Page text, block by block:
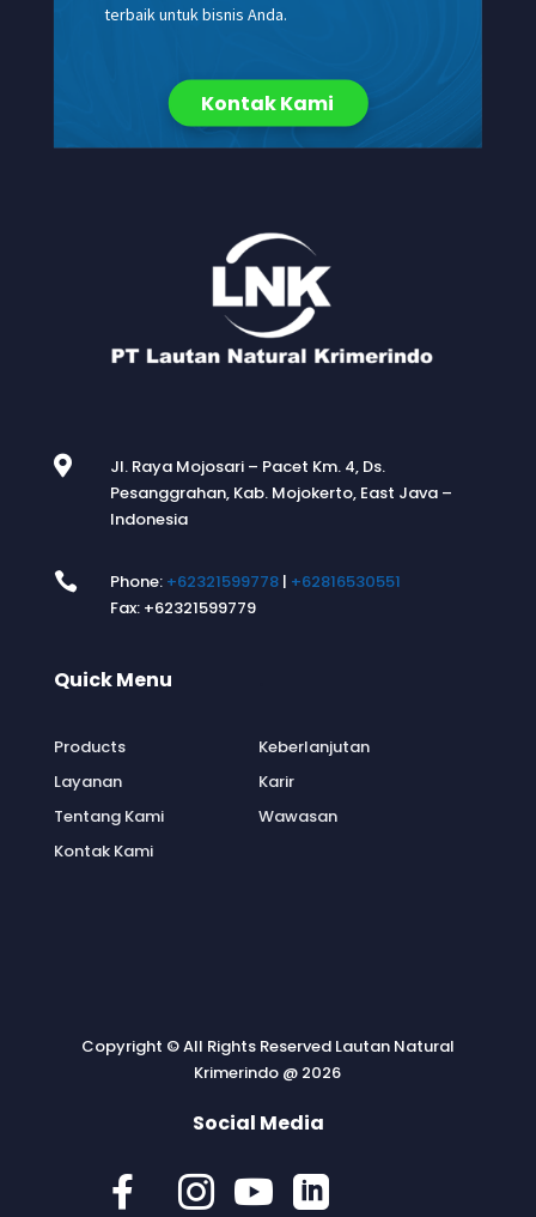
terbaik untuk bisnis Anda.
Kontak Kami

Jl. Raya Mojosari – Pacet Km. 4, Ds.
Pesanggrahan, Kab. Mojokerto, East Java –
Indonesia
 Phone: +62321599778| +62816530551
Fax: +62321599779
Quick Menu
Products
Layanan
Tentang Kami
Kontak Kami
Keberlanjutan
Karir
Wawasan
Copyright © All Rights Reserved Lautan Natural
Krimerindo @ 2026
Social Media
   